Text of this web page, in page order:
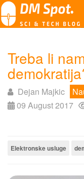
Treba li
Dejan Majkic
09 August 2017
Elektronske usluge